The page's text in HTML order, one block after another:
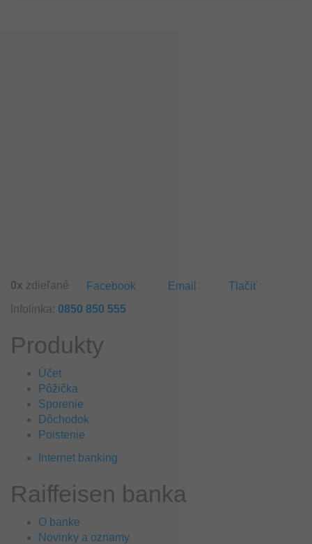
0x zdieľané Facebook Email
Tlačiť
Infolinka: 0850 850 555
Produkty
Účet
Pôžička
Sporenie
Dôchodok
Poistenie
Internet banking
Raiffeisen banka
O banke
Novinky a oznamy